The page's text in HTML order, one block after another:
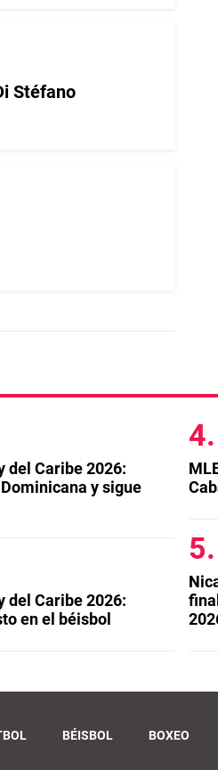
Stéfano
del Caribe 2026:
y sigue
del Caribe 2026:
en el béisbol
BÉISBOL BOXEO